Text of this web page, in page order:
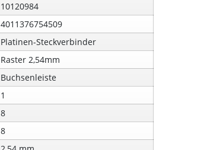
10120984
4011376754509
Platinen-Steckverbinder
Raster 2,54mm
Buchsenleiste
1
8
8